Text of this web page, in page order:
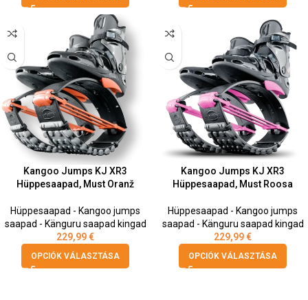
Kangoo Jumps KJ XR3
Hüppesaapad, Must Oranž
Hüppesaapad - Kangoo jumps
saapad - Känguru saapad kingad
229,99€
OPCIÓK VÁLASZTÁSA
Kangoo Jumps KJ XR3
Hüppesaapad, Must Roosa
Hüppesaapad - Kangoo jumps
saapad - Känguru saapad kingad
229,99€
OPCIÓK VÁLASZTÁSA